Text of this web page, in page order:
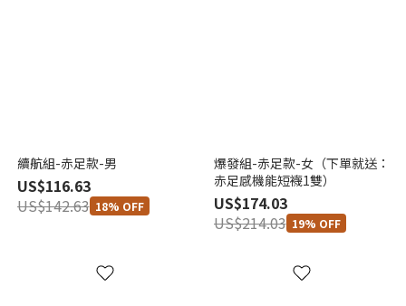
續航組-赤足款-男
US$116.63
US$142.63 18% OFF
爆發組-赤足款-女（下單就送：
赤足感機能短襪1雙）
US$174.03
US$214.03 19% OFF